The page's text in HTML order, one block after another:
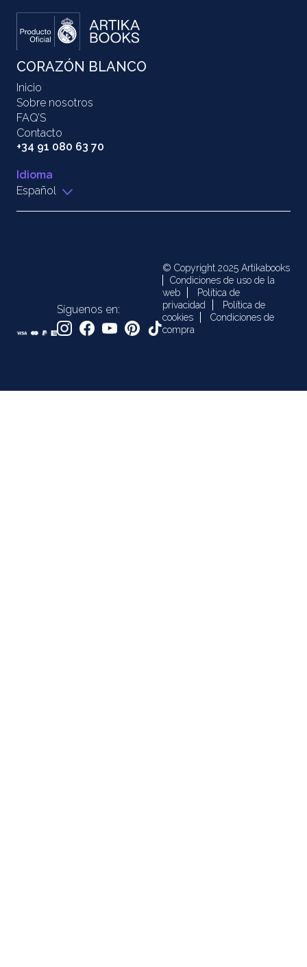
CORAZÓN BLANCO
Inicio
Sobre nosotros
FAQ’S
Contacto
+34 91 080 63 70
Idioma
Español
Síguenos en:
© Copyright 2025 Artikabooks
Condiciones de uso de la
web
Política de
privacidad
Política de
cookies
Condiciones de
compra